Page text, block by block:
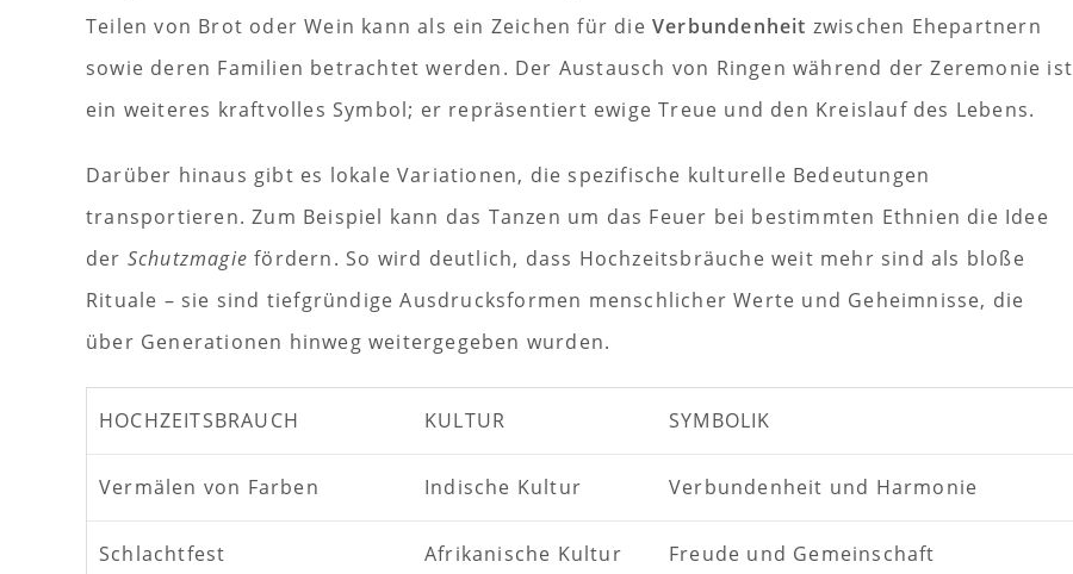
Teilen von Brot oder Wein kann als ein Zeichen für dieVerbundenheit zwischen Ehepartnern
sowie deren Familien betrachtet werden. Der Austausch von Ringen während der Zeremonie ist
ein weiteres kraftvolles Symbol; er repräsentiert ewige Treue und den Kreislauf des Lebens.
Darüber hinaus gibt es lokale Variationen, die spezifische kulturelle Bedeutungen
transportieren. Zum Beispiel kann das Tanzen um das Feuer bei bestimmten Ethnien die Idee
der Schutzmagie fördern. So wird deutlich, dass Hochzeitsbräuche weit mehr sind als bloße
Rituale – sie sind tiefgründige Ausdrucksformen menschlicher Werte und Geheimnisse, die
über Generationen hinweg weitergegeben wurden.
HOCHZEITSBRAUCH KULTUR SYMBOLIK
Vermälen von Farben Indische Kultur Verbundenheit und Harmonie
Schlachtfest Afrikanische Kultur Freude und Gemeinschaft